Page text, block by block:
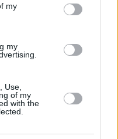
en este sitio web o
my
my
Use,
of my
with the